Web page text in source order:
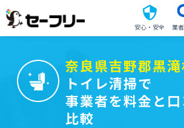
安心・安全 業
奈良県吉野郡黒
トイレ清掃で
事業者を料金と
比較